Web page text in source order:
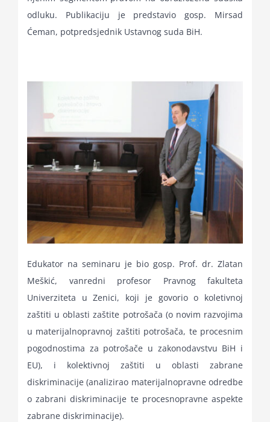
odluku. Publikaciju je predstavio gosp. Mirsad
Ćeman, potpredsjednik Ustavnog suda BiH.
Edukator na seminaru je bio gosp. Prof. dr. Zlatan
Meškić, vanredni profesor Pravnog fakulteta
Univerziteta u Zenici, koji je govorio o koletivnoj
zaštiti u oblasti zaštite potrošača (o novim razvojima
u materijalnopravnoj zaštiti potrošača, te procesnim
pogodnostima za potrošače u zakonodavstvu BiH i
EU), i kolektivnoj zaštiti u oblasti zabrane
diskriminacije (analizirao materijalnopravne odredbe
o zabrani diskriminacije te procesnopravne aspekte
zabrane diskriminacije).